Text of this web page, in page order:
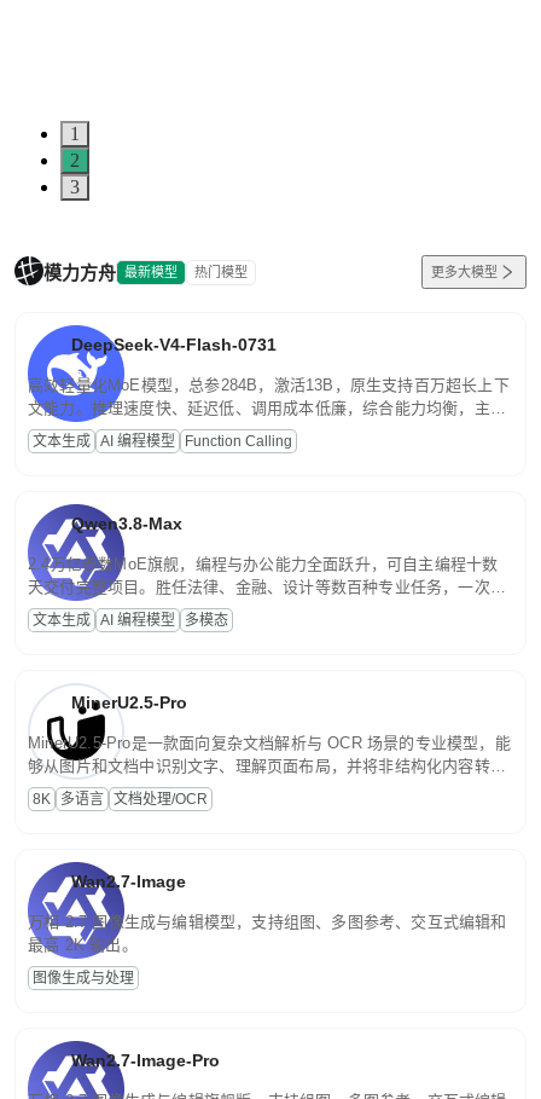
1
2
3
模力方舟 最新模型 热门模型 更多大模型
DeepSeek-V4-Flash-0731
高效轻量化MoE模型，总参284B，激活13B，原生支持百万超长上下
文能力。推理速度快、延迟低、调用成本低廉，综合能力均衡，主打
高并发、轻量化任务，适合日常对话、内容创作、基础 RAG、批量
文案处理等普惠刚需场景。
文本生成 AI 编程模型 Function Calling
Qwen3.8-Max
2.4万亿参数MoE旗舰，编程与办公能力全面跃升，可自主编程十数
天交付完整项目。胜任法律、金融、设计等数百种专业任务，一次对
话端到端交付生产级成果。原生视觉理解贯穿规划、执行与验证全流
程，支持超长文档与长视频的深度语义解析。长程任务中自主规划与
文本生成 AI 编程模型 多模态
MinerU2.5-Pro
MinerU2.5-Pro是一款面向复杂文档解析与 OCR 场景的专业模型，能
够从图片和文档中识别文字、理解页面布局，并将非结构化内容转换
为便于存储、检索和二次处理的结构化结果。
8K 多语言 文档处理/OCR
Wan2.7-Image
万相 2.7 图像生成与编辑模型，支持组图、多图参考、交互式编辑和
最高 2K 输出。
图像生成与处理
Wan2.7-Image-Pro